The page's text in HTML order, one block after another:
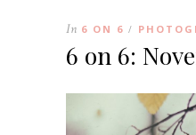
In 6 ON 6 /
6 on 6: